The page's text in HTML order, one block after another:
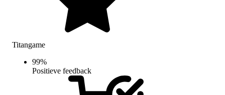
Titangame
99%
Positieve feedback